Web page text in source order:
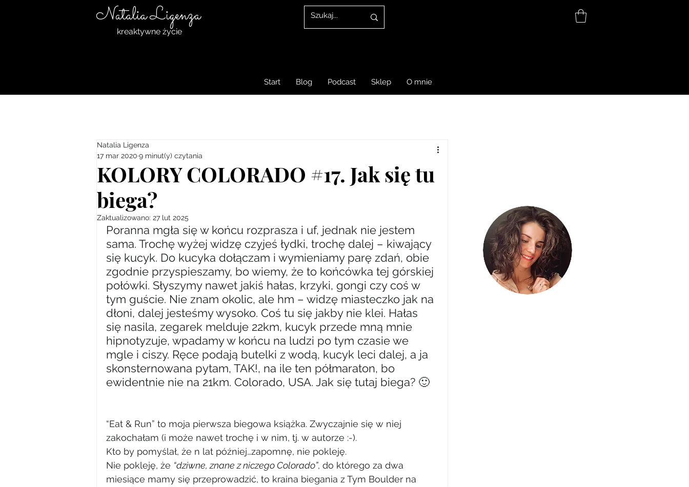
Natalia Ligenza
kreaktywne życie
Start Blog Podcast Sklep O mnie
KOLORY COLORADO #17. Jak się tu
biega?
Natalia Ligenza
17 mar 2020 9 minut(y) czytania
Zaktualizowano: 27 lut 2025
Poranna mgła się w końcu rozprasza i uf, jednak nie jestem
sama. Trochę wyżej widzę czyjeś łydki, trochę dalej – kiwający
się kucyk. Do kucyka dołączam i wymieniamy parę zdań, obie
zgodnie przyspieszamy, bo wiemy, że to końcówka tej górskiej
połówki. Słyszymy nawet jakiś hałas, krzyki, gongi czy coś w
tym guście. Nie znam okolic, ale hm – widzę miasteczko jak na
dłoni, dalej jesteśmy wysoko. Coś tu się jakby nie klei. Hałas
się nasila, zegarek melduje 22km, kucyk przede mną mnie
hipnotyzuje, wpadamy w końcu na ludzi po tym czasie we
mgle i ciszy. Ręce podają butelki z wodą, kucyk leci dalej, a ja
skonsternowana pytam, TAK!, na ile ten półmaraton, bo
ewidentnie nie na 21km. Colorado, USA. Jak się tutaj biega? 🙂
“Eat & Run” to moja pierwsza biegowa książka. Zwyczajnie się w niej
zakochałam (i może nawet trochę i w nim, tj. w autorze :-).
Kto by pomyślał, że n lat później…zapomnę, nie pokleję.
Nie pokleję, że “dziwne, znane z niczego Colorado”, do którego za dwa
miesiące mamy się przeprowadzić, to kraina biegania z Tym Boulder na